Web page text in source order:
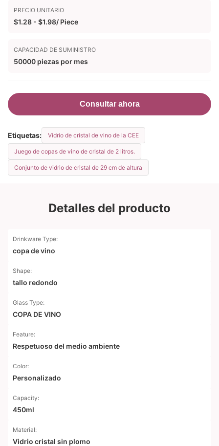
PRECIO UNITARIO
$1.28 - $1.98/ Piece
CAPACIDAD DE SUMINISTRO
50000 piezas por mes
Consultar ahora
Etiquetas: Vidrio de cristal de vino de la CEE
Juego de copas de vino de cristal de 2 litros.
Conjunto de vidrio de cristal de 29 cm de altura
Detalles del producto
Drinkware Type:
copa de vino
Shape:
tallo redondo
Glass Type:
COPA DE VINO
Feature:
Respetuoso del medio ambiente
Color:
Personalizado
Capacity:
450ml
Material:
Vidrio cristal sin plomo